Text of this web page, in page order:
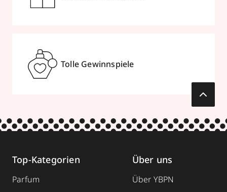
Tolle Gewinnspiele
Top-Kategorien
Parfum
Über uns
Über YBPN